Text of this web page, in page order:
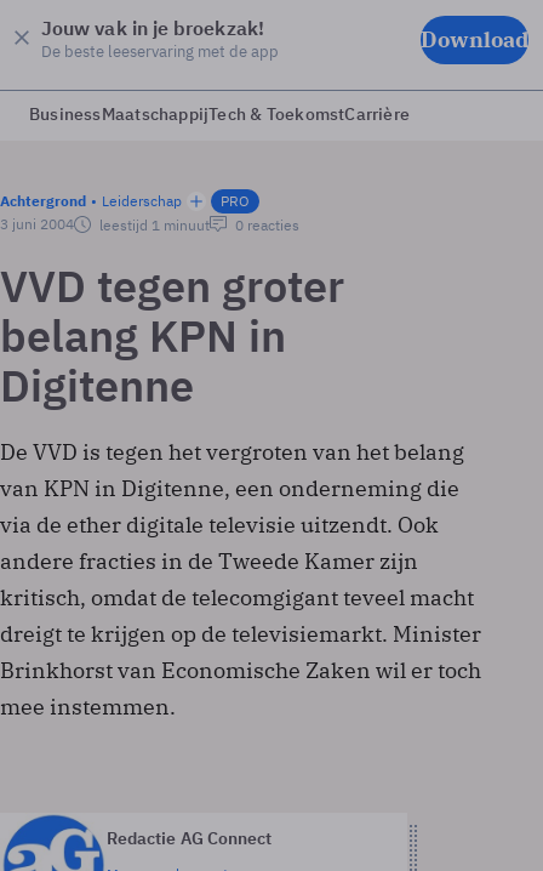
Jouw vak in je broekzak!
De beste leeservaring met de app Download
BusinessMaatschappijTech & ToekomstCarrière
Achtergrond Leiderschap
PRO
3 juni 2004
leestijd 1 minuut 0 reacties
VVD tegen groter
belang KPN in
Digitenne
De VVD is tegen het vergroten van het belang
van KPN in Digitenne, een onderneming die
via de ether digitale televisie uitzendt. Ook
andere fracties in de Tweede Kamer zijn
kritisch, omdat de telecomgigant teveel macht
dreigt te krijgen op de televisiemarkt. Minister
Brinkhorst van Economische Zaken wil er toch
mee instemmen.
Redactie AG Connect